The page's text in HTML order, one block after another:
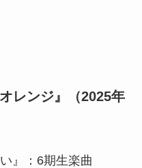
レンジ』（2025年
』：6期生楽曲